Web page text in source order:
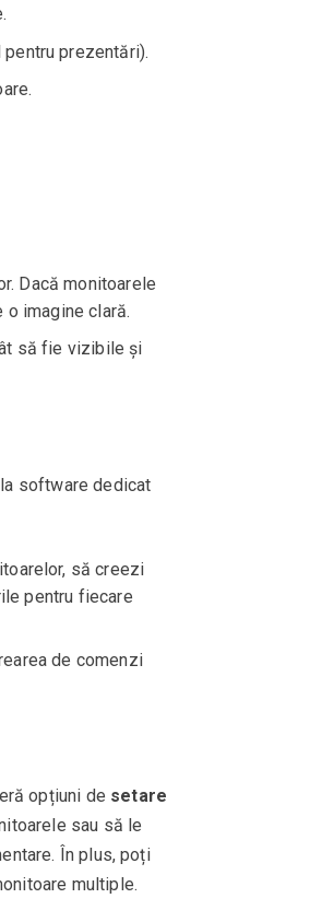
prezentări).
Dacă monitoarele
imagine clară.
să fie vizibile și
software dedicat
să creezi
pentru fiecare
de comenzi
opțiuni de setare
sau să le
În plus, poți
multiple.